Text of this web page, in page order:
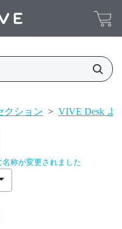
クション > VIVE Desk よ
称が変更されました